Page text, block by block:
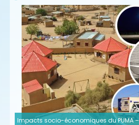
Impacts socio-économiques du PUMA